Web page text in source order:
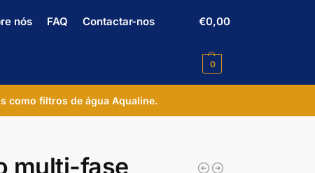
nós FAQ Contactar-nos €0,00
0
como filtros de água Aqualine.
multi-fase